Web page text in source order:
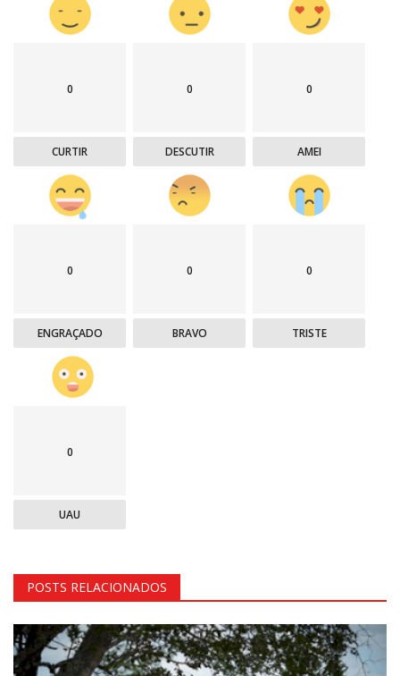
0
CURTIR
0
DESCUTIR
0
AMEI
0
ENGRAÇADO
0
BRAVO
0
TRISTE
0
UAU
POSTS RELACIONADOS